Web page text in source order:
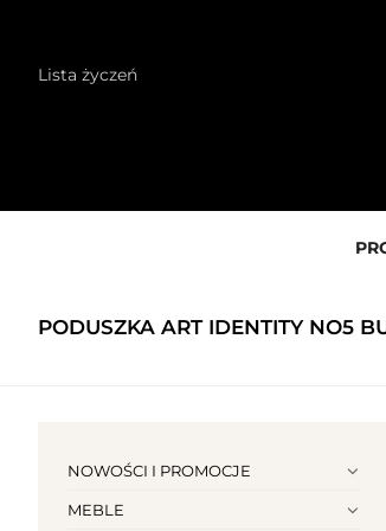
Lista życzeń
PODUSZKA ART IDENTITY NO5
NOWOŚCI I PROMOCJE
MEBLE